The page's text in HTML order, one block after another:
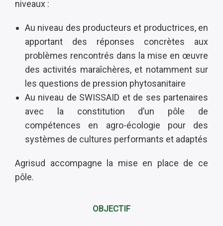
niveaux :
Au niveau des producteurs et productrices, en
apportant des réponses concrètes aux
problèmes rencontrés dans la mise en œuvre
des activités maraîchères, et notamment sur
les questions de pression phytosanitaire
Au niveau de SWISSAID et de ses partenaires
avec la constitution d’un pôle de
compétences en agro-écologie pour des
systèmes de cultures performants et adaptés
Agrisud accompagne la mise en place de ce
pôle.
OBJECTIF